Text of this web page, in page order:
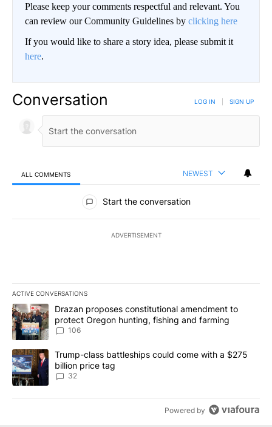
Please keep your comments respectful and relevant. You
can review our Community Guidelines by clicking here
If you would like to share a story idea, please submit it
here.
Conversation LOG IN SIGN UP
ALL COMMENTS NEWEST
All Comments
Start the conversation
ADVERTISEMENT
ACTIVE CONVERSATIONS
The following is a list of the most commented articles in the last
A trending article titled "Drazan proposes constitutional
Drazan proposes constitutional amendment to
protect Oregon hunting, fishing and farming
106
A trending article titled "Trump-class battleships could come
Trump-class battleships could come with a $275
billion price tag
32
Powered by